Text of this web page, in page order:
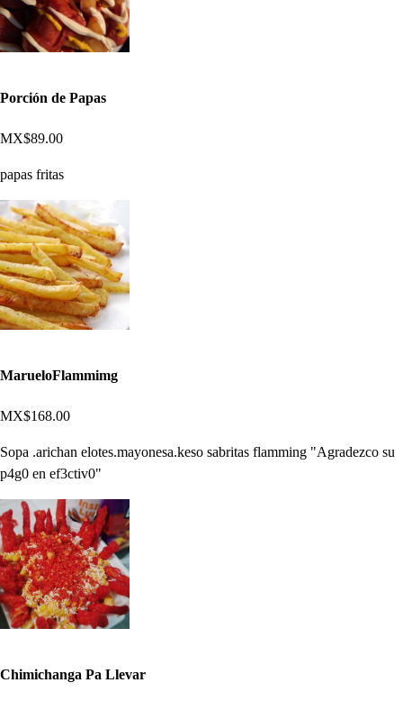
Porción de Papas
MX$89.00
papas fritas
MarueloFlammimg
MX$168.00
Sopa .arichan elotes.mayonesa.keso sabritas flamming "Agradezco su
p4g0 en ef3ctiv0"
Chimichanga Pa Llevar